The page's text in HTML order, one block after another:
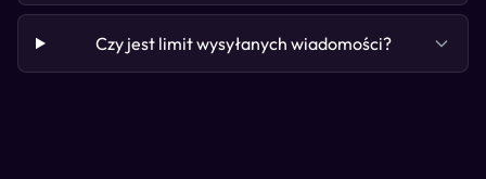
Czy jest limit wysyłanych wiadomości?